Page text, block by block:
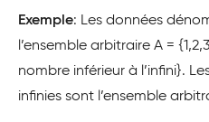
Exemple: Les données
l’ensemble arbitraire A =
nombre inférieur à l’infini}.
infinies sont l’ensemble